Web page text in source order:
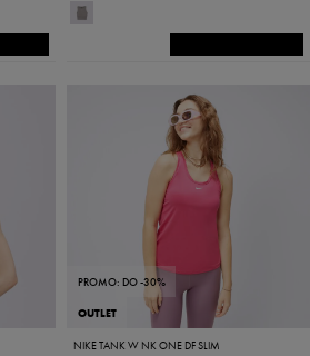
PROMO: DO -30%
OUTLET
NIKE TANK W NK ONE DF SLIM